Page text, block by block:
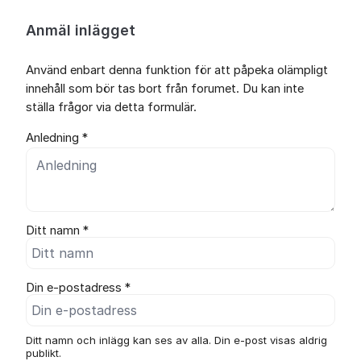
Anmäl inlägget
Använd enbart denna funktion för att påpeka olämpligt
innehåll som bör tas bort från forumet. Du kan inte
ställa frågor via detta formulär.
Anledning *
Ditt namn *
Din e-postadress *
Ditt namn och inlägg kan ses av alla. Din e-post visas aldrig
publikt.